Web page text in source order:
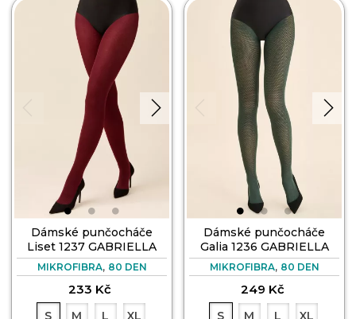
Dámské punčocháče
Liset 1237 GABRIELLA
MIKROFIBRA, 80 DEN
233 Kč
S M L XL
Dámské punčocháče
Galia 1236 GABRIELLA
MIKROFIBRA, 80 DEN
249 Kč
S M L XL